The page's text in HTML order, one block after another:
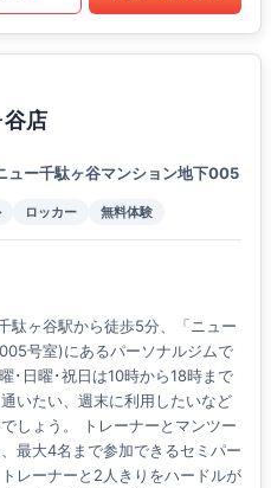
谷店
ー千駄ヶ谷マンション地下005
ロッカー 無料体験
駄ヶ谷駅から徒歩5分、「ニュー
号室)にあるパーソナルジムで
･日曜･祝日は10時から18時まで
いたい、週末に利用したいなど
しょう。 トレーナーとマンツー
最大4名まで参加できるセミパー
レーナーと2人きりをハードルが